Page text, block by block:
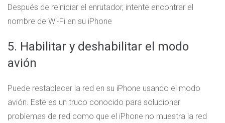
Después de reiniciar el enrutador, intente encontrar el
nombre de Wi-Fi en su iPhone
5. Habilitar y deshabilitar el modo
avión
Puede restablecer la red en su iPhone usando el modo
avión. Este es un truco conocido para solucionar
problemas de red como que el iPhone no muestra la red